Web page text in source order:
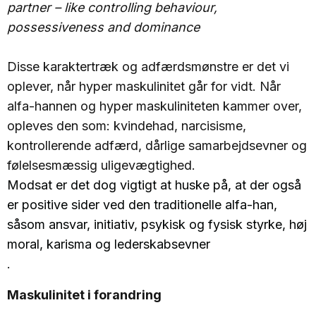
partner – like controlling behaviour,
possessiveness and dominance
Disse karaktertræk og adfærdsmønstre er det vi
oplever, når hyper maskulinitet går for vidt. Når
alfa-hannen og hyper maskuliniteten kammer over,
opleves den som: kvindehad, narcisisme,
kontrollerende adfærd, dårlige samarbejdsevner og
følelsesmæssig uligevægtighed.
Modsat er det dog vigtigt at huske på, at der også
er positive sider ved den traditionelle alfa-han,
såsom ansvar, initiativ, psykisk og fysisk styrke, høj
moral, karisma og lederskabsevner
.
Maskulinitet i forandring